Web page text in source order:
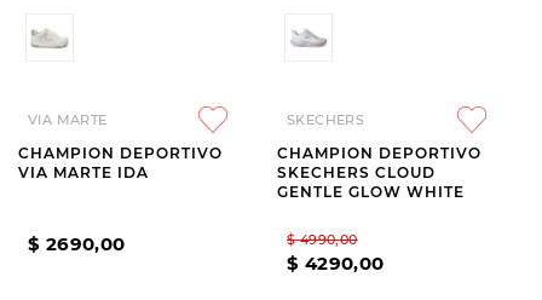
VIA MARTE
CHAMPION DEPORTIVO
VIA MARTE IDA
$ 2690,00
SKECHERS
CHAMPION DEPORTIVO
SKECHERS CLOUD
GENTLE GLOW WHITE
$ 4990,00
$ 4290,00